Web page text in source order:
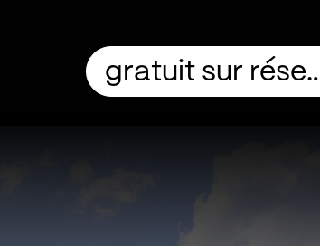
gratuit sur